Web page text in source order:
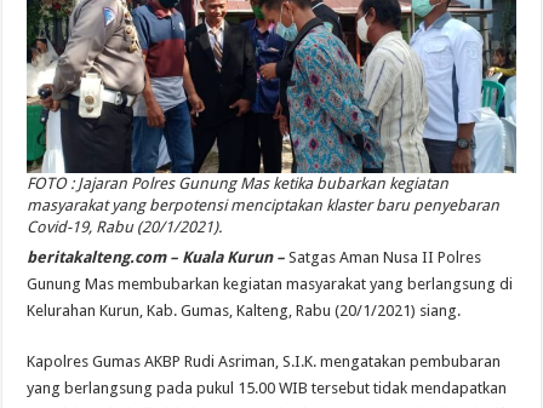
FOTO : Jajaran Polres Gunung Mas ketika bubarkan kegiatan
masyarakat yang berpotensi menciptakan klaster baru penyebaran
Covid-19, Rabu (20/1/2021).
beritakalteng.com – Kuala Kurun – Satgas Aman Nusa II Polres
Gunung Mas membubarkan kegiatan masyarakat yang berlangsung di
Kelurahan Kurun, Kab. Gumas, Kalteng, Rabu (20/1/2021) siang.
Kapolres Gumas AKBP Rudi Asriman, S.I.K. mengatakan pembubaran
yang berlangsung pada pukul 15.00 WIB tersebut tidak mendapatkan